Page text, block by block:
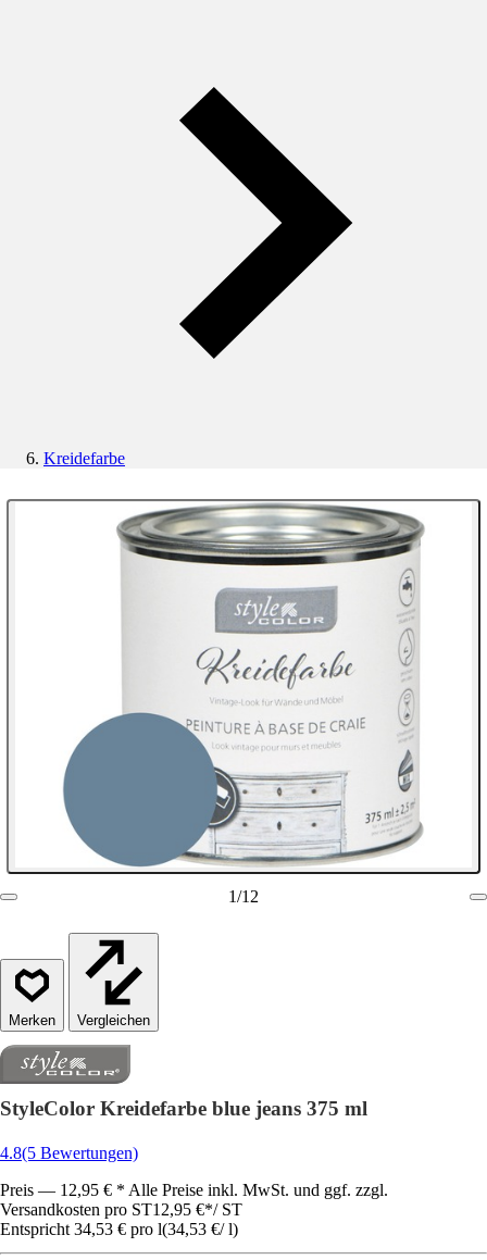
Kreidefarbe
1/12
Vergleichen
StyleColor Kreidefarbe blue jeans 375 ml
4.8(5 Bewertungen)
Preis — 12,95 € * Alle Preise inkl. MwSt. und ggf. zzgl.
Versandkosten pro ST12,95 €*/ ST
Entspricht 34,53 € pro l(34,53 €/ l)